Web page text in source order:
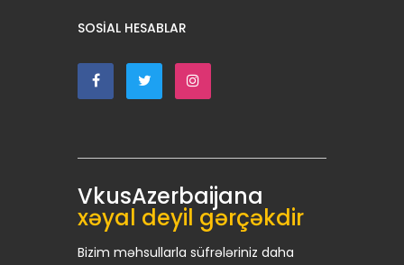
SOSIAL HESABLAR
VkusAzerbaijana
xəyal deyil gərçəkdir
Bizim məhsullarla süfrələriniz daha